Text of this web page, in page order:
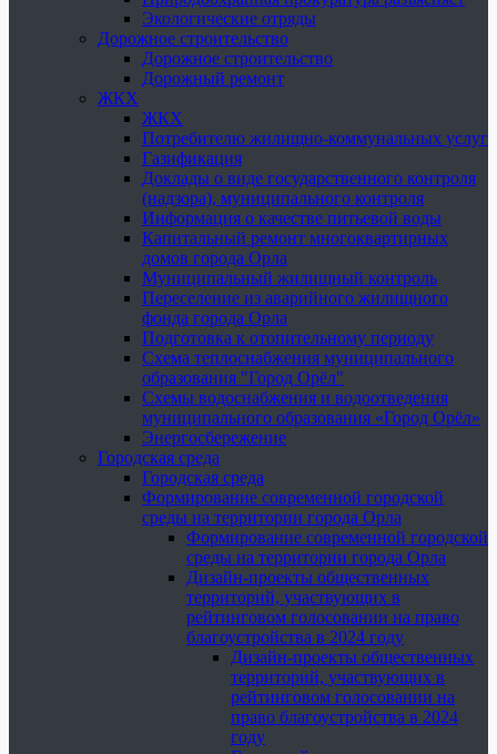
Экологические отряды
Дорожное строительство
Дорожное строительство
Дорожный ремонт
ЖКХ
ЖКХ
Потребителю жилищно-коммунальных услуг
Газификация
Доклады о виде государственного контроля
(надзора), муниципального контроля
Информация о качестве питьевой воды
Капитальный ремонт многоквартирных
домов города Орла
Муниципальный жилищный контроль
Переселение из аварийного жилищного
фонда города Орла
Подготовка к отопительному периоду
Схема теплоснабжения муниципального
образования "Город Орёл"
Схемы водоснабжения и водоотведения
муниципального образования «Город Орёл»
Энергосбережение
Городская среда
Городская среда
Формирование современной городской
среды на территории города Орла
Формирование современной городской
среды на территории города Орла
Дизайн-проекты общественных
территорий, участвующих в
рейтинговом голосовании на право
благоустройства в 2024 году
Дизайн-проекты общественных
территорий, участвующих в
рейтинговом голосовании на
право благоустройства в 2024
году